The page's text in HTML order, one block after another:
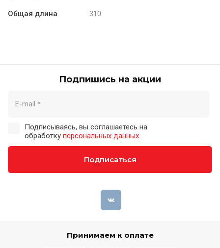
Общая длина 310
Подпишись на акции
Подписываясь, вы соглашаетесь на
обработку персональных данных
Подписаться
Принимаем к оплате